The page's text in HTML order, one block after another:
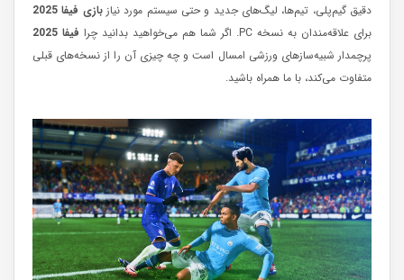
دقیق گیم‌پلی، تیم‌ها، لیگ‌های جدید و حتی سیستم مورد نیازبازی فیفا 2025
برای علاقه‌مندان به نسخه PC. اگر شما هم می‌خواهید بدانید چرا
فیفا 2025
پرچمدار شبیه‌سازهای ورزشی امسال است و چه چیزی آن را از نسخه‌های قبلی
متفاوت می‌کند، با ما همراه باشید.